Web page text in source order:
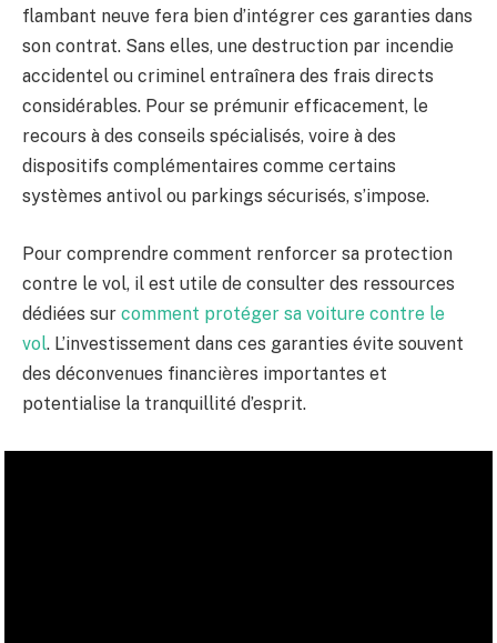
flambant neuve fera bien d’intégrer ces garanties dans
son contrat. Sans elles, une destruction par incendie
accidentel ou criminel entraînera des frais directs
considérables. Pour se prémunir efficacement, le
recours à des conseils spécialisés, voire à des
dispositifs complémentaires comme certains
systèmes antivol ou parkings sécurisés, s’impose.
Pour comprendre comment renforcer sa protection
contre le vol, il est utile de consulter des ressources
dédiées sur comment protéger sa voiture contre le
vol. L’investissement dans ces garanties évite souvent
des déconvenues financières importantes et
potentialise la tranquillité d’esprit.